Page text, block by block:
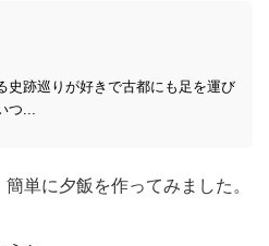
史跡巡りが好きで古都にも足を運び
つ...
単に夕飯を作ってみました。